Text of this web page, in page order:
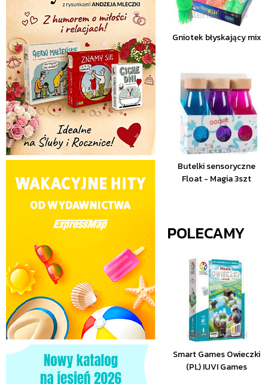
Gniotek błyskający mix
Butelki sensoryczne
Float - Magia 3szt
POLECAMY
Smart Games Owieczki
(PL) IUVI Games